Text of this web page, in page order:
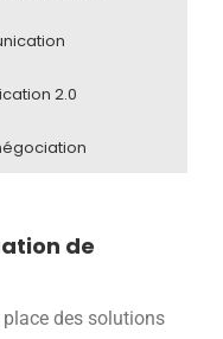
2.0
de
des solutions